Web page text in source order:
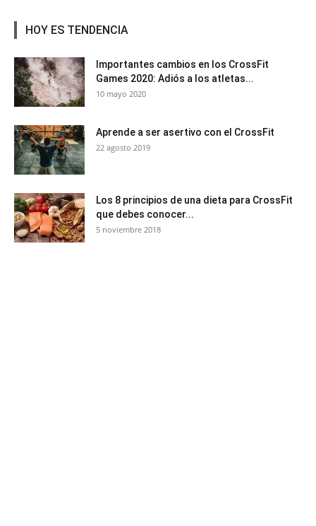
HOY ES TENDENCIA
Importantes cambios en los CrossFit
Games 2020: Adiós a los atletas...
10 mayo 2020
Aprende a ser asertivo con el CrossFit
22 agosto 2019
Los 8 principios de una dieta para CrossFit
que debes conocer...
5 noviembre 2018